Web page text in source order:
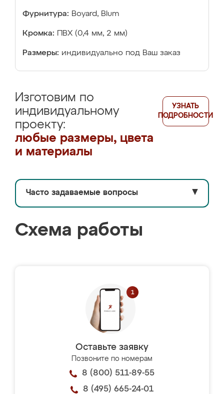
Фурнитура: Boyard, Blum
Кромка: ПВХ (0,4 мм, 2 мм)
Размеры: индивидуально под Ваш заказ
Изготовим по
индивидуальному
проекту:
любые размеры, цвета
и материалы
УЗНАТЬ
ПОДРОБНОСТИ
Часто задаваемые вопросы ▼
Схема работы
Оставьте заявку
Позвоните по номерам
8 (800) 511-89-55
8 (495) 665-24-01